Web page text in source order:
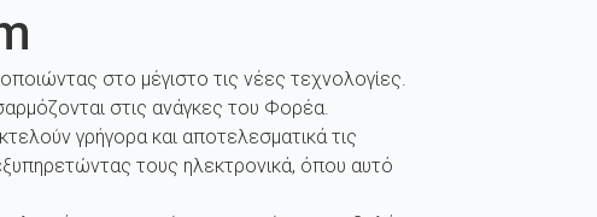
στο μέγιστο τις νέες τεχνολογίες.
στις ανάγκες του Φορέα.
γρήγορα και αποτελεσματικά τις
τους ηλεκτρονικά, όπου αυτό